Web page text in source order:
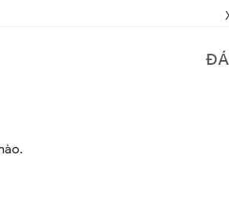
202 Đường kính 180mm, 100 Tờ/Hộp